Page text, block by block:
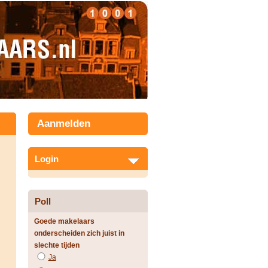
Aanmelden
Login
Poll
Goede makelaars
onderscheiden zich juist in
slechte tijden
Ja